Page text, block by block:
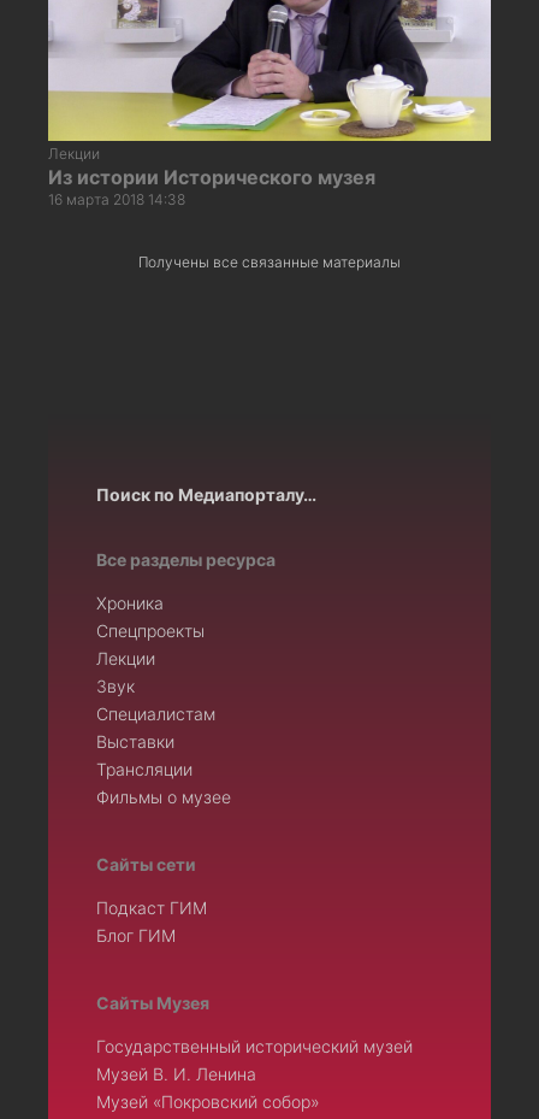
Лекции
Из истории Исторического музея
16 марта 2018 14:38
Получены все связанные материалы
Поиск по Медиапорталу…
Все разделы ресурса
Хроника
Спецпроекты
Лекции
Звук
Специалистам
Выставки
Трансляции
Фильмы о музее
Сайты сети
Подкаст ГИМ
Блог ГИМ
Сайты Музея
Государственный исторический музей
Музей В. И. Ленина
Музей «Покровский собор»